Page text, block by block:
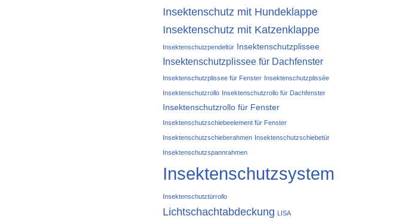
Insektenschutz mit Hundeklappe
Insektenschutz mit Katzenklappe
Insektenschutzpendeltür Insektenschutzplissee
Insektenschutzplissee für Dachfenster
Insektenschutzplissee für Fenster Insektenschutzplissée
Insektenschutzrollo Insektenschutzrollo für Dachfenster
Insektenschutzrollo für Fenster
Insektenschutzschiebeelement für Fenster
Insektenschutzschieberahmen Insektenschutzschiebetür
Insektenschutzspannrahmen
Insektenschutzsystem
Insektenschutztürrollo
Lichtschachtabdeckung LISA